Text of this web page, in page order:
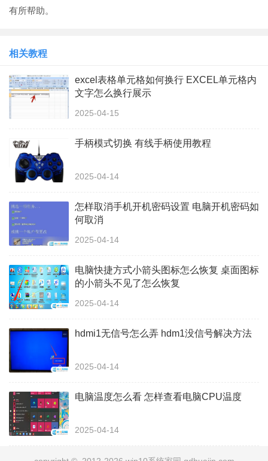
有所帮助。
相关教程
excel表格单元格如何换行 EXCEL单元格内
文字怎么换行展示
2025-04-15
手柄模式切换 有线手柄使用教程
2025-04-14
怎样取消手机开机密码设置 电脑开机密码如
何取消
2025-04-14
电脑快捷方式小箭头图标怎么恢复 桌面图标
的小箭头不见了怎么恢复
2025-04-14
hdmi1无信号怎么弄 hdm1没信号解决方法
2025-04-14
电脑温度怎么看 怎样查看电脑CPU温度
2025-04-14